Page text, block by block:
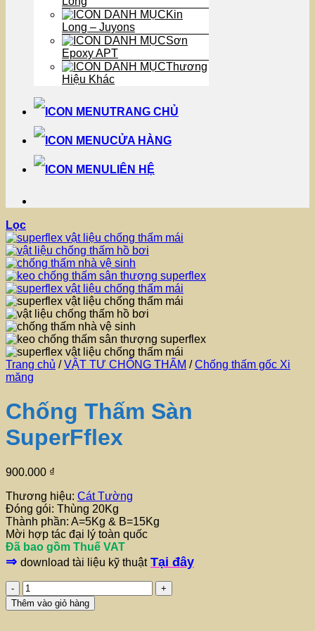
Kin
Long – Juyons
Sơn
Epoxy APT
Thương
Hiệu Khác
TRANG CHỦ
CỬA HÀNG
LIÊN HỆ
Lọc
Trang chủ / VẬT TƯ CHỐNG THẤM / Chống thấm gốc Xi
măng
Chống Thấm Sàn
SuperFflex
900.000 ₫
Thương hiệu: Cát Tường
Đóng gói: Thùng 20Kg
Thành phần: A=5Kg & B=15Kg
Mời hợp tác đại lý toàn quốc
Đã bao gồm Thuế VAT
⇒ download tài liệu kỹ thuật Tại đây
Chống
Thấm
Sàn
Thêm vào giỏ hàng